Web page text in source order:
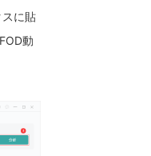
に貼
動